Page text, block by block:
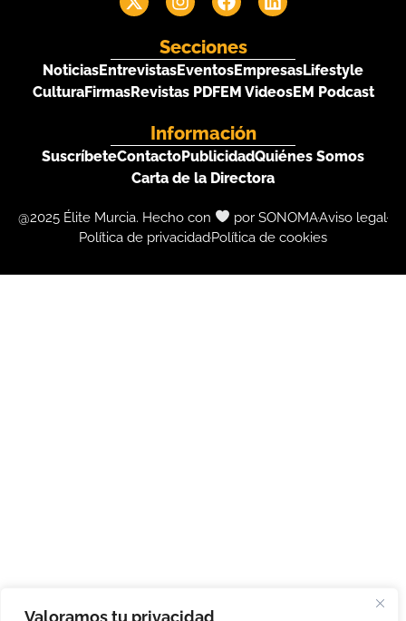
Valoramos tu privacidad
Secciones
NoticiasEntrevistasEventosEmpresasLifestyle
CulturaFirmasRevistas PDFEM VideosEM Podcast
Información
SuscríbeteContactoPublicidadQuiénes Somos
Carta de la Directora
@2025 Élite Murcia. Hecho con por SONOMAAviso legal
Política de privacidadPolítica de cookies